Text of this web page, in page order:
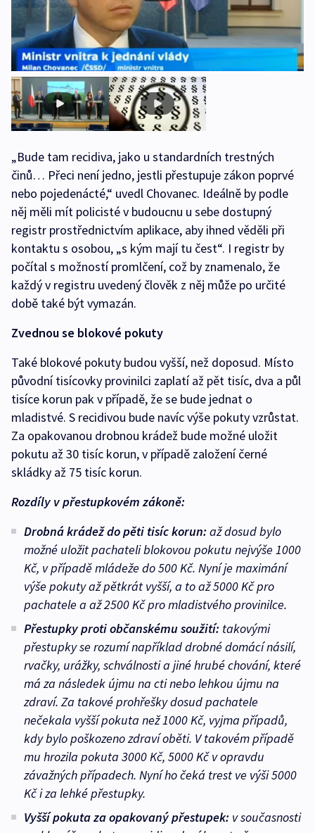
„Bude tam recidiva, jako u standardních trestných
činů… Přeci není jedno, jestli přestupuje zákon poprvé
nebo pojedenácté,“ uvedl Chovanec. Ideálně by podle
něj měli mít policisté v budoucnu u sebe dostupný
registr prostřednictvím aplikace, aby ihned věděli při
kontaktu s osobou, „s kým mají tu čest“. I registr by
počítal s možností promlčení, což by znamenalo, že
každý v registru uvedený člověk z něj může po určité
době také být vymazán.
Zvednou se blokové pokuty
Také blokové pokuty budou vyšší, než doposud. Místo
původní tisícovky provinilci zaplatí až pět tisíc, dva a půl
tisíce korun pak v případě, že se bude jednat o
mladistvé. S recidivou bude navíc výše pokuty vzrůstat.
Za opakovanou drobnou krádež bude možné uložit
pokutu až 30 tisíc korun, v případě založení černé
skládky až 75 tisíc korun.
Rozdíly v přestupkovém zákoně:
Drobná krádež do pěti tisíc korun: až dosud bylo
možné uložit pachateli blokovou pokutu nejvýše 1000
Kč, v případě mládeže do 500 Kč. Nyní je maximání
výše pokuty až pětkrát vyšší, a to až 5000 Kč pro
pachatele a až 2500 Kč pro mladistvého provinilce.
Přestupky proti občanskému soužití: takovými
přestupky se rozumí například drobné domácí násilí,
rvačky, urážky, schválnosti a jiné hrubé chování, které
má za následek újmu na cti nebo lehkou újmu na
zdraví. Za takové prohřešky dosud pachatele
nečekala vyšší pokuta než 1000 Kč, vyjma případů,
kdy bylo poškozeno zdraví oběti. V takovém případě
mu hrozila pokuta 3000 Kč, 5000 Kč v opravdu
závažných případech. Nyní ho čeká trest ve výši 5000
Kč i za lehké přestupky.
Vyšší pokuta za opakovaný přestupek: v současnosti